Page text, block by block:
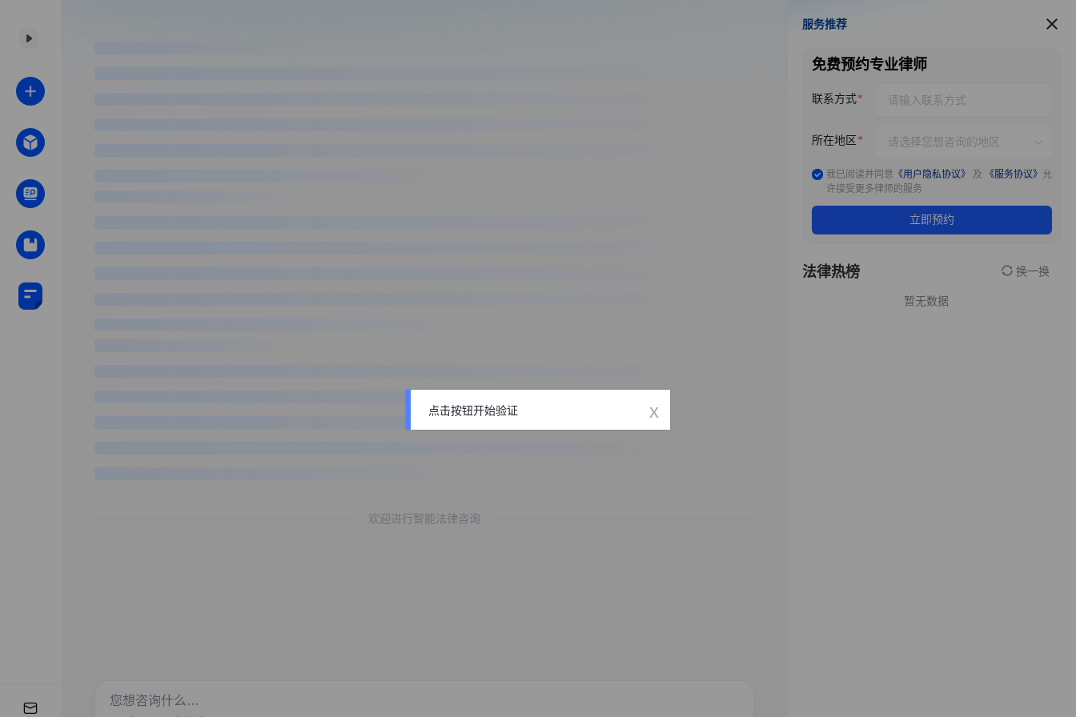
欢迎进行智能法律咨询
服务推荐
服务推荐
免费预约专业律师
联系方式
所在地区
我已阅读并同意 《用户隐私协议》 及 《服务协议》 允
许接受更多律师的服务
立即预约
法律热榜 换一换
暂无数据
点击按钮开始验证 x